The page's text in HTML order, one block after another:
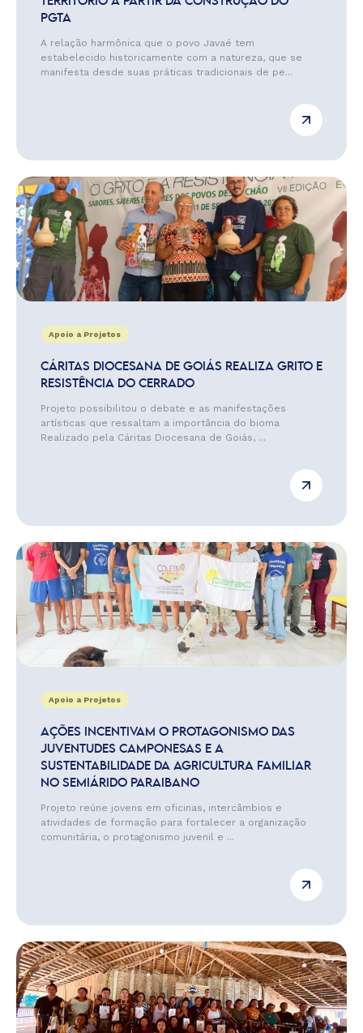
PGTA
A relação harmônica que o povo Javaé tem
estabelecido historicamente com a natureza, que se
manifesta desde suas práticas tradicionais de pe...
Apoio a Projetos
CÁRITAS DIOCESANA DE GOIÁS REALIZA GRITO E
RESISTÊNCIA DO CERRADO
Projeto possibilitou o debate e as manifestações
artísticas que ressaltam a importância do bioma
Realizado pela Cáritas Diocesana de Goiás, ...
Apoio a Projetos
AÇÕES INCENTIVAM O PROTAGONISMO DAS
JUVENTUDES CAMPONESAS E A
SUSTENTABILIDADE DA AGRICULTURA FAMILIAR
NO SEMIÁRIDO PARAIBANO
Projeto reúne jovens em oficinas, intercâmbios e
atividades de formação para fortalecer a organização
comunitária, o protagonismo juvenil e ...